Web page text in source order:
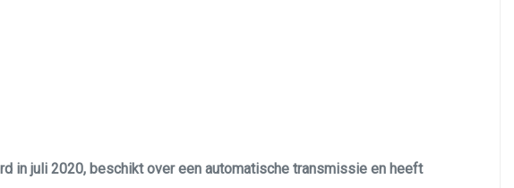
in juli 2020, beschikt over een automatische transmissie en heeft